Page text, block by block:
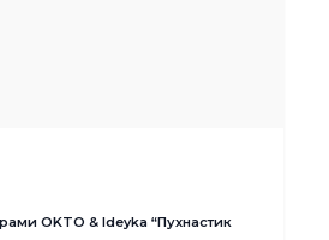
OKTO & Ideyka “Пухнастик